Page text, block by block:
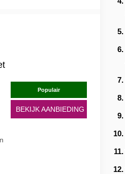
Populair
BEKIJK AANBIEDING